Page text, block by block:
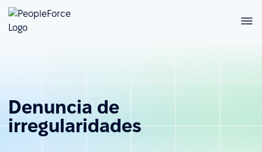
Denuncia de
irregularidades